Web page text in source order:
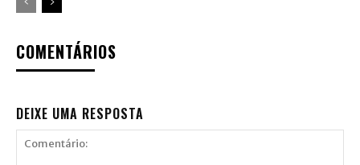
COMENTÁRIOS
DEIXE UMA RESPOSTA